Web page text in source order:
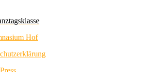
Hof